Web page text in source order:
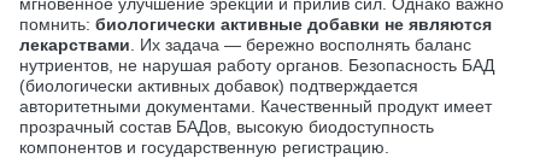
помнить: биологически активные добавки не являются
лекарствами . Их задача — бережно восполнять баланс
нутриентов, не нарушая работу органов. Безопасность БАД
(биологически активных добавок) подтверждается
авторитетными документами. Качественный продукт имеет
прозрачный состав БАДов, высокую биодоступность
компонентов и государственную регистрацию.